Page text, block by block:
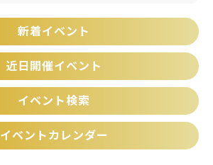
新着イベント
近日開催イベント
イベント検索
イベントカレンダー